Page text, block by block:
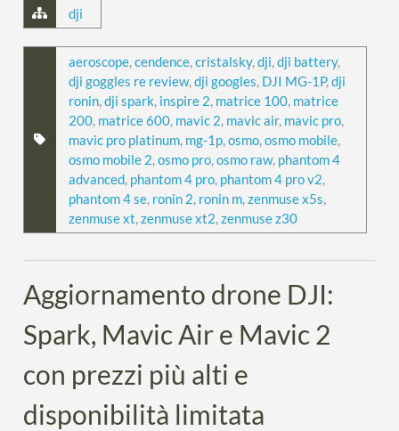
dji
aeroscope,cendence,cristalsky,dji,dji battery,
dji goggles re review,dji googles, DJI MG-1P,dji
ronin,dji spark, inspire 2, matrice 100, matrice
200, matrice 600, mavic 2, mavic air, mavic pro,
mavic pro platinum, mg-1p,osmo,osmo mobile,
osmo mobile 2,osmo pro,osmo raw, phantom 4
advanced, phantom 4 pro, phantom 4 pro v2,
phantom 4 se, ronin 2, ronin m,zenmuse x5s,
zenmuse xt,zenmuse xt2,zenmuse z30
Aggiornamento drone DJI:
Spark, Mavic Air e Mavic 2
con prezzi più alti e
disponibilità limitata